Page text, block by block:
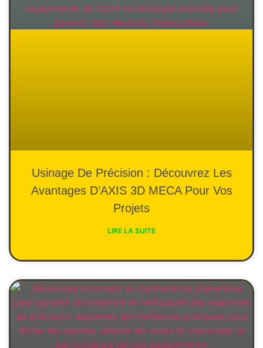
Usinage De Précision : Découvrez Les
Avantages D’AXIS 3D MECA Pour Vos
Projets
LIRE LA SUITE